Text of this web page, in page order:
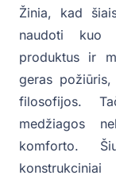
Žinia, kad
naudoti kuo
produktus ir
geras
filosofijos.
medžiagos
komforto.